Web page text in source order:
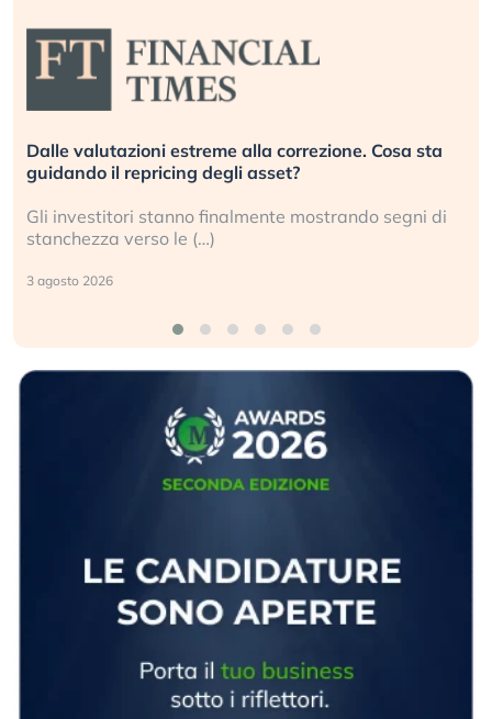
Dalle valutazioni estreme alla correzione. Cosa sta
guidando il repricing degli asset?
Gli investitori stanno finalmente mostrando segni di
stanchezza verso le (…)
3 agosto 2026